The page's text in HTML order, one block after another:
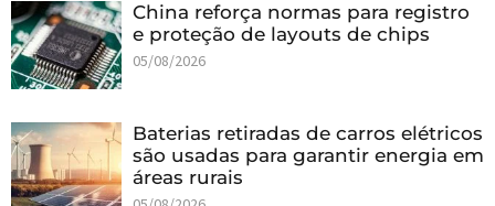
China reforça normas para registro
e proteção de layouts de chips
05/08/2026
Baterias retiradas de carros elétricos
são usadas para garantir energia em
áreas rurais